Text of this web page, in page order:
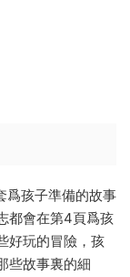
爲孩子準備的故事
都會在第4頁爲孩
好玩的冒險，孩
些故事裏的細